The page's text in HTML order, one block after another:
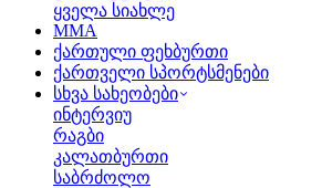
ყველა სიახლე
MMA
ქართული ფეხბურთი
ქართველი სპორტსმენები
სხვა სახეობები
ინტერვიუ
რაგბი
კალათბურთი
საბრძოლო